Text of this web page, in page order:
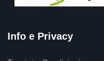
Info e Privacy